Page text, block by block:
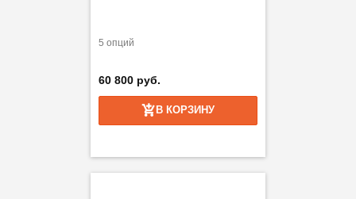
5 опций
60 800 руб.
В КОРЗИНУ